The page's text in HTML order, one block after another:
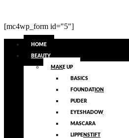
[mc4wp_form id="5"]
HOME
BEAUTY
MAKE UP
BASICS
FOUNDATION
PUDER
EYESHADOW
MASCARA
LIPPENSTIFT